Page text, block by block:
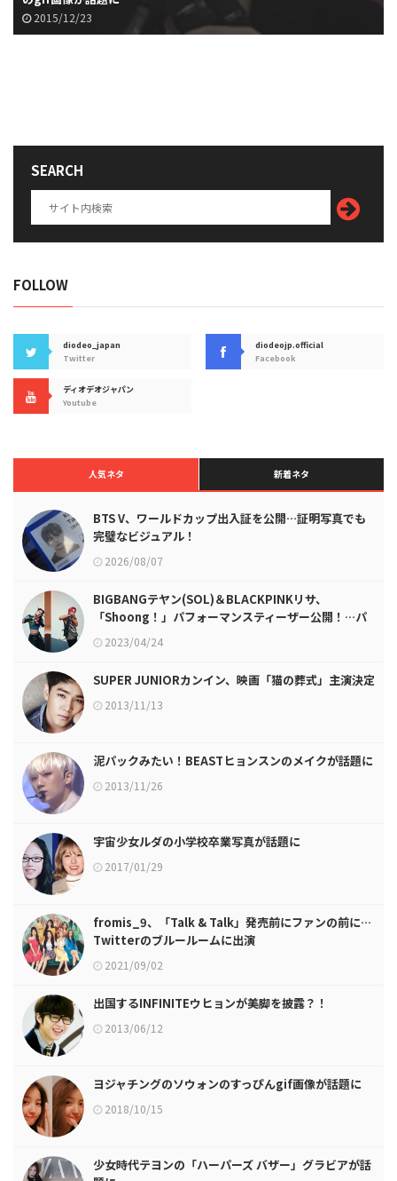
2015/12/23
SEARCH
FOLLOW
diodeo_japan
Twitter
diodeojp.official
Facebook
ディオデオジャパン
Youtube
人気ネタ 新着ネタ
BTS V、ワールドカップ出入証を公開…証明写真でも
完璧なビジュアル！
2026/08/07
BIGBANGテヤン(SOL)＆BLACKPINKリサ、
「Shoong！」パフォーマンスティーザー公開！…パ
ーフェクトパフォーマンス
2023/04/24
SUPER JUNIORカンイン、映画「猫の葬式」主演決定
2013/11/13
泥パックみたい！BEASTヒョンスンのメイクが話題に
2013/11/26
宇宙少女ルダの小学校卒業写真が話題に
2017/01/29
fromis_9、「Talk & Talk」発売前にファンの前に…
Twitterのブルールームに出演
2021/09/02
出国するINFINITEウヒョンが美脚を披露？！
2013/06/12
ヨジャチングのソウォンのすっぴんgif画像が話題に
2018/10/15
少女時代テヨンの「ハーパーズ バザー」グラビアが話